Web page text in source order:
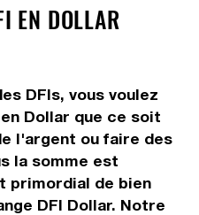
EN DOLLAR
DFIs, vous voulez
Dollar que ce soit
l'argent ou faire des
la somme est
primordial de bien
DFI Dollar. Notre